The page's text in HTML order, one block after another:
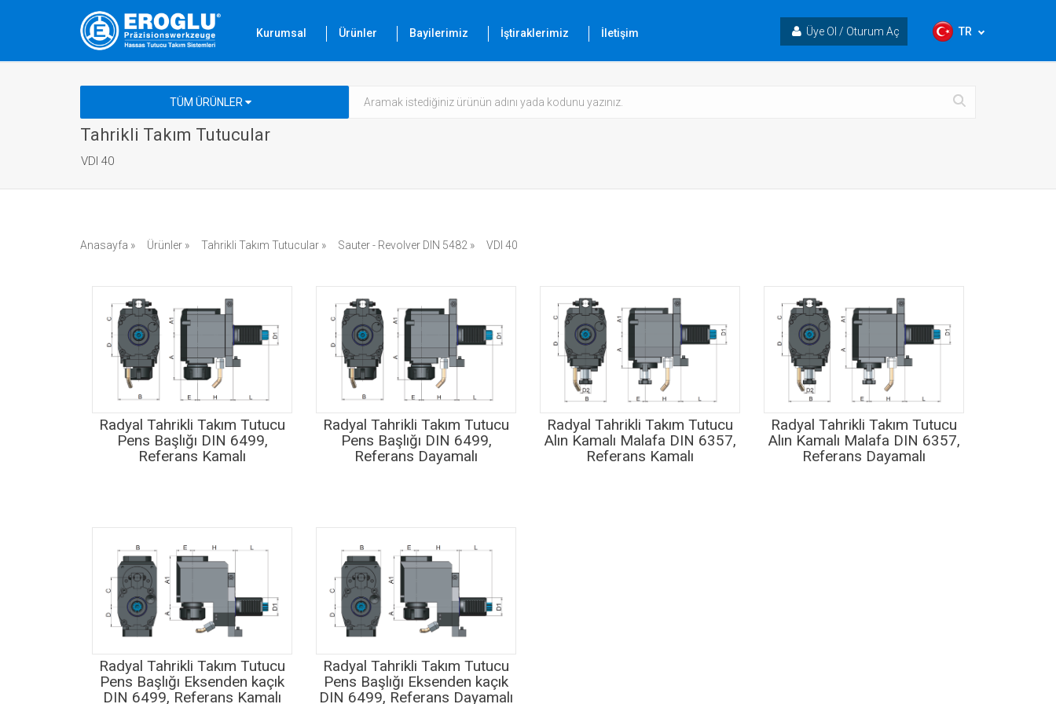
Kurumsal Ürünler Bayilerimiz İştiraklerimiz İletişim TR
Üye Ol / Oturum Aç
TÜM ÜRÜNLER
Tahrikli Takım Tutucular
VDI 40
Anasayfa » Ürünler » Tahrikli Takım Tutucular » Sauter - Revolver DIN 5482 » VDI 40
Radyal Tahrikli Takım Tutucu
Pens Başlığı DIN 6499,
Referans Kamalı
Radyal Tahrikli Takım Tutucu
Pens Başlığı DIN 6499,
Referans Dayamalı
Radyal Tahrikli Takım Tutucu
Alın Kamalı Malafa DIN 6357,
Referans Kamalı
Radyal Tahrikli Takım Tutucu
Alın Kamalı Malafa DIN 6357,
Referans Dayamalı
Radyal Tahrikli Takım Tutucu
Pens Başlığı Eksenden kaçık
DIN 6499, Referans Kamalı
Radyal Tahrikli Takım Tutucu
Pens Başlığı Eksenden kaçık
DIN 6499, Referans Dayamalı